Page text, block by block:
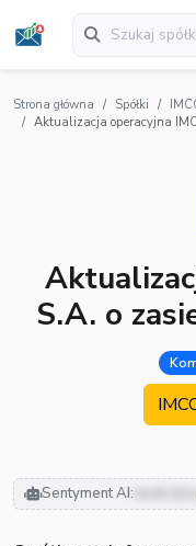
Strona główna Spółki
Aktualizacja operacyjna
S.A. o
Sentyment AI: